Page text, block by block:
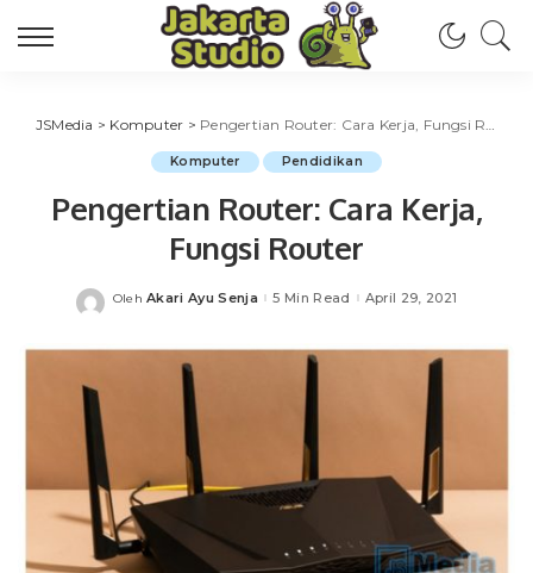
JSMedia > Komputer > Pengertian Router: Cara Kerja, Fungsi Router
Komputer Pendidikan
Pengertian Router: Cara Kerja,
Fungsi Router
Posted
Oleh Akari Ayu Senja 5 Min Read April 29, 2021